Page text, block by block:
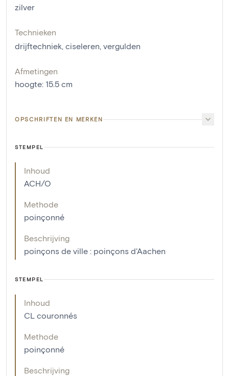
zilver
Technieken
drijftechniek, ciseleren, vergulden
Afmetingen
hoogte: 15.5 cm
OPSCHRIFTEN EN MERKEN
STEMPEL
Inhoud
ACH/O
Methode
poinçonné
Beschrijving
poinçons de ville : poinçons d'Aachen
STEMPEL
Inhoud
CL couronnés
Methode
poinçonné
Beschrijving